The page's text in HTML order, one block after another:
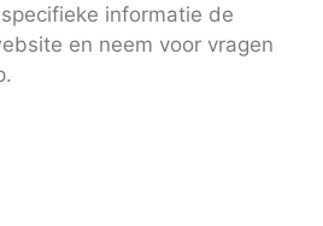
informatie de
en neem voor vragen